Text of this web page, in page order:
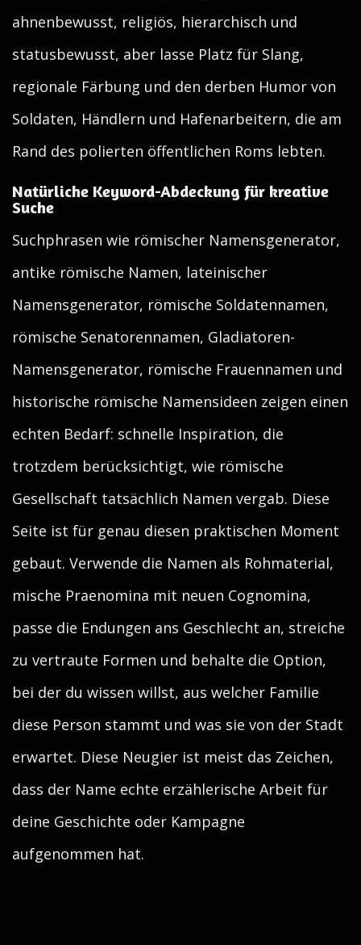
ahnenbewusst, religiös, hierarchisch und
statusbewusst, aber lasse Platz für Slang,
regionale Färbung und den derben Humor von
Soldaten, Händlern und Hafenarbeitern, die am
Rand des polierten öffentlichen Roms lebten.
Natürliche Keyword-Abdeckung für kreative
Suche
Suchphrasen wie römischer Namensgenerator,
antike römische Namen, lateinischer
Namensgenerator, römische Soldatennamen,
römische Senatorennamen, Gladiatoren-
Namensgenerator, römische Frauennamen und
historische römische Namensideen zeigen einen
echten Bedarf: schnelle Inspiration, die
trotzdem berücksichtigt, wie römische
Gesellschaft tatsächlich Namen vergab. Diese
Seite ist für genau diesen praktischen Moment
gebaut. Verwende die Namen als Rohmaterial,
mische Praenomina mit neuen Cognomina,
passe die Endungen ans Geschlecht an, streiche
zu vertraute Formen und behalte die Option,
bei der du wissen willst, aus welcher Familie
diese Person stammt und was sie von der Stadt
erwartet. Diese Neugier ist meist das Zeichen,
dass der Name echte erzählerische Arbeit für
deine Geschichte oder Kampagne
aufgenommen hat.